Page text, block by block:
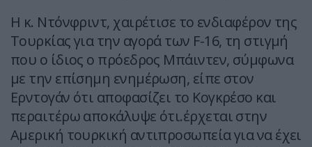
Η κ. Ντόνφριντ, χαιρέτισε το ενδιαφέρον της
Τουρκίας για την αγορά των F-16, τη στιγμή
που ο ίδιος ο πρόεδρος Μπάιντεν, σύμφωνα
με την επίσημη ενημέρωση, είπε στον
Ερντογάν ότι αποφασίζει το Κογκρέσο και
περαιτέρω αποκάλυψε ότι.έρχεται στην
Αμερική τουρκική αντιπροσωπεία για να έχει